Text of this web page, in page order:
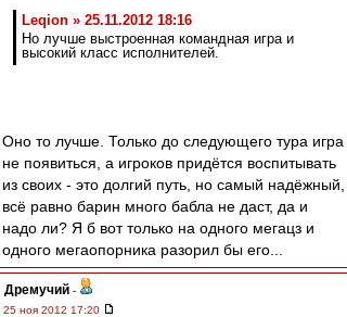
Leqion » 25.11.2012 18:16
Но лучше выстроенная командная игра и
высокий класс исполнителей.
Оно то лучше. Только до следующего тура игра
не появиться, а игроков придётся воспитывать
из своих - это долгий путь, но самый надёжный,
всё равно барин много бабла не даст, да и
надо ли? Я б вот только на одного мегацз и
одного мегаопорника разорил бы его...
Дремучий -
25 ноя 2012 17:20